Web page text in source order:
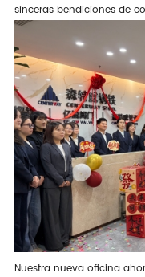
sinceras bendiciones de
Nuestra nueva oficina